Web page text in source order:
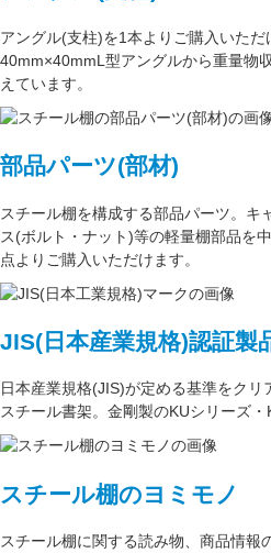
アングル(支柱)を1本よりご購入いた
40mm×40mmL型アングルから重量物
えています。
部品パーツ(部材)
スチール棚を構成する部品パーツ。 キ
ス(ボルト・ナット)等の軽量棚部品を
点よりご購入いただけます。
JIS(日本産業規格)認証製
日本産業規格(JIS)が定める基準をクリ
スチール書架。金剛製のKUシリーズ・
スチール棚のヨミモノ
スチール棚に関する読み物、商品情報